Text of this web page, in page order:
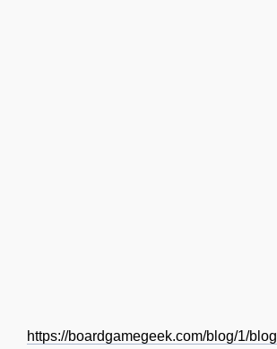
https://boardgamegeek.com/blog/1/